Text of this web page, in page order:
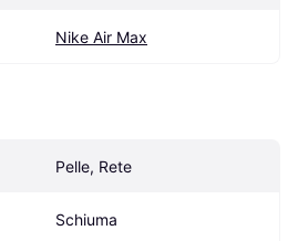
Nike Air Max
Pelle, Rete
Schiuma